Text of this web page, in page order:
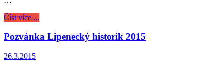
Číst více ...
Pozvánka Lipenecký historik 2015
26.3.2015